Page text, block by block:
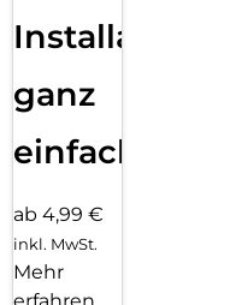
Installation
ganz
einfach
ab 4,99 €
inkl. MwSt.
Mehr
erfahren